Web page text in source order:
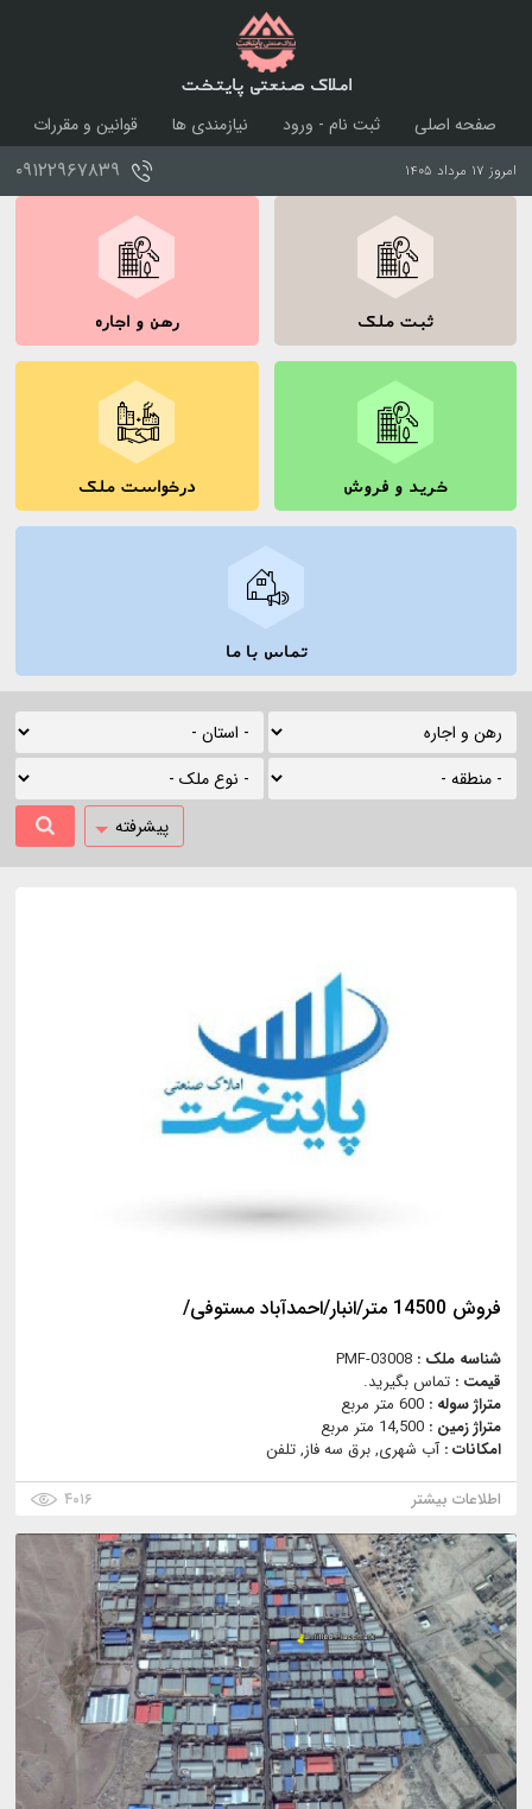
املاک صنعتی پایتخت
صفحه اصلی ثبت نام - ورود نیازمندی ها
قوانین و مقررات
امروز ۱۷ مرداد ۱۴۰۵ ۰۹۱۲۲۹۶۷۸۳۹
ثبت ملک رهن و اجاره
خرید و فروش درخواست ملک
تماس با ما
پیشرفته
فروش 14500 متر/انبار/احمدآباد مستوفی/
شناسه ملک : PMF-03008
قیمت : تماس بگیرید.
متراژ سوله : 600 متر مربع
متراژ زمین : 14,500 متر مربع
امکانات :آب شهری, برق سه فاز, تلفن
اطلاعات بیشتر
۴۰۱۶